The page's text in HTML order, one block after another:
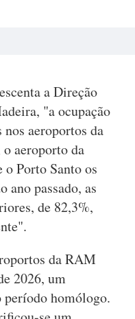
a Direção
"a ocupação
nos aeroportos da
aeroporto da
Porto Santo os
ano passado, as
de 82,3%,
da RAM
2026, um
período homólogo.